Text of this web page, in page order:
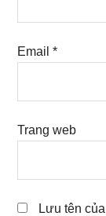
Email*
Trang web
Lưu tên